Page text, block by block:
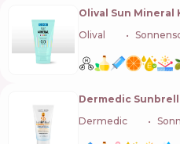
Olival Sun Mineral
Olival
Dermedic
Dermedic